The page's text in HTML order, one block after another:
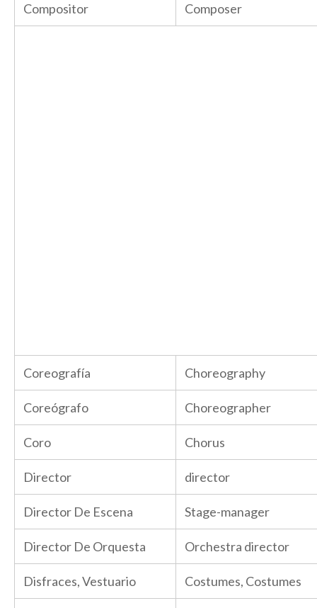
Compositor Composer
Coreografía Choreography
Coreógrafo Choreographer
Coro Chorus
Director director
Director De Escena Stage-manager
Director De Orquesta Orchestra director
Disfraces, Vestuario Costumes, Costumes